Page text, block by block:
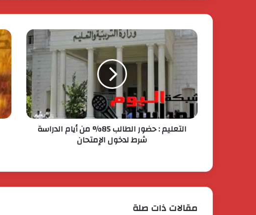
التعليم : حضور الطالب 85% من أيام الدراسة
شرط لدخول الإمتحان
مقالات ذات صلة